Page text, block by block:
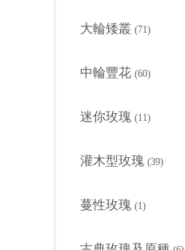
大輪矮叢(71)
中輪豐花(60)
迷你玫瑰(11)
灌木型玫瑰(39)
蔓性玫瑰(1)